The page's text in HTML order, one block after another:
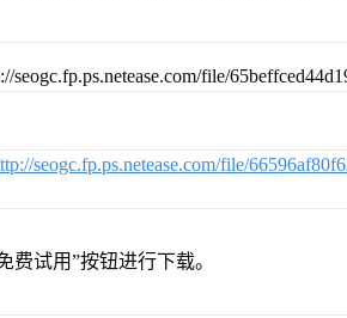
费试用”按钮进行下载。